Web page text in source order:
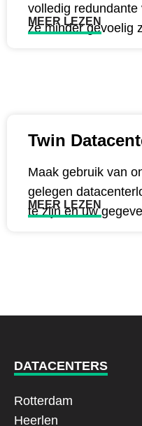
volledig
ze minder gevoelig
MEER LEZEN
Twin
Maak gebruik van
gelegen
te zijn en uw
MEER LEZEN
DATACENTERS
Rotterdam
Heerlen